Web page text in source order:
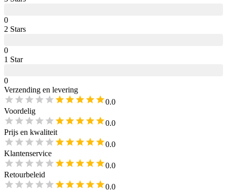
0
2 Stars
0
1 Star
0
Verzending en levering
0.0
Voordelig
0.0
Prijs en kwaliteit
0.0
Klantenservice
0.0
Retourbeleid
0.0